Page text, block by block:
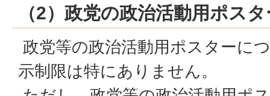
（2）政党の政治活動用ポス
政党等の政治活動用ポスターに
示制限は特にありません。